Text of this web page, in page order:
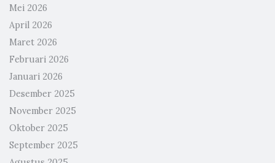
Mei 2026
April 2026
Maret 2026
Februari 2026
Januari 2026
Desember 2025
November 2025
Oktober 2025
September 2025